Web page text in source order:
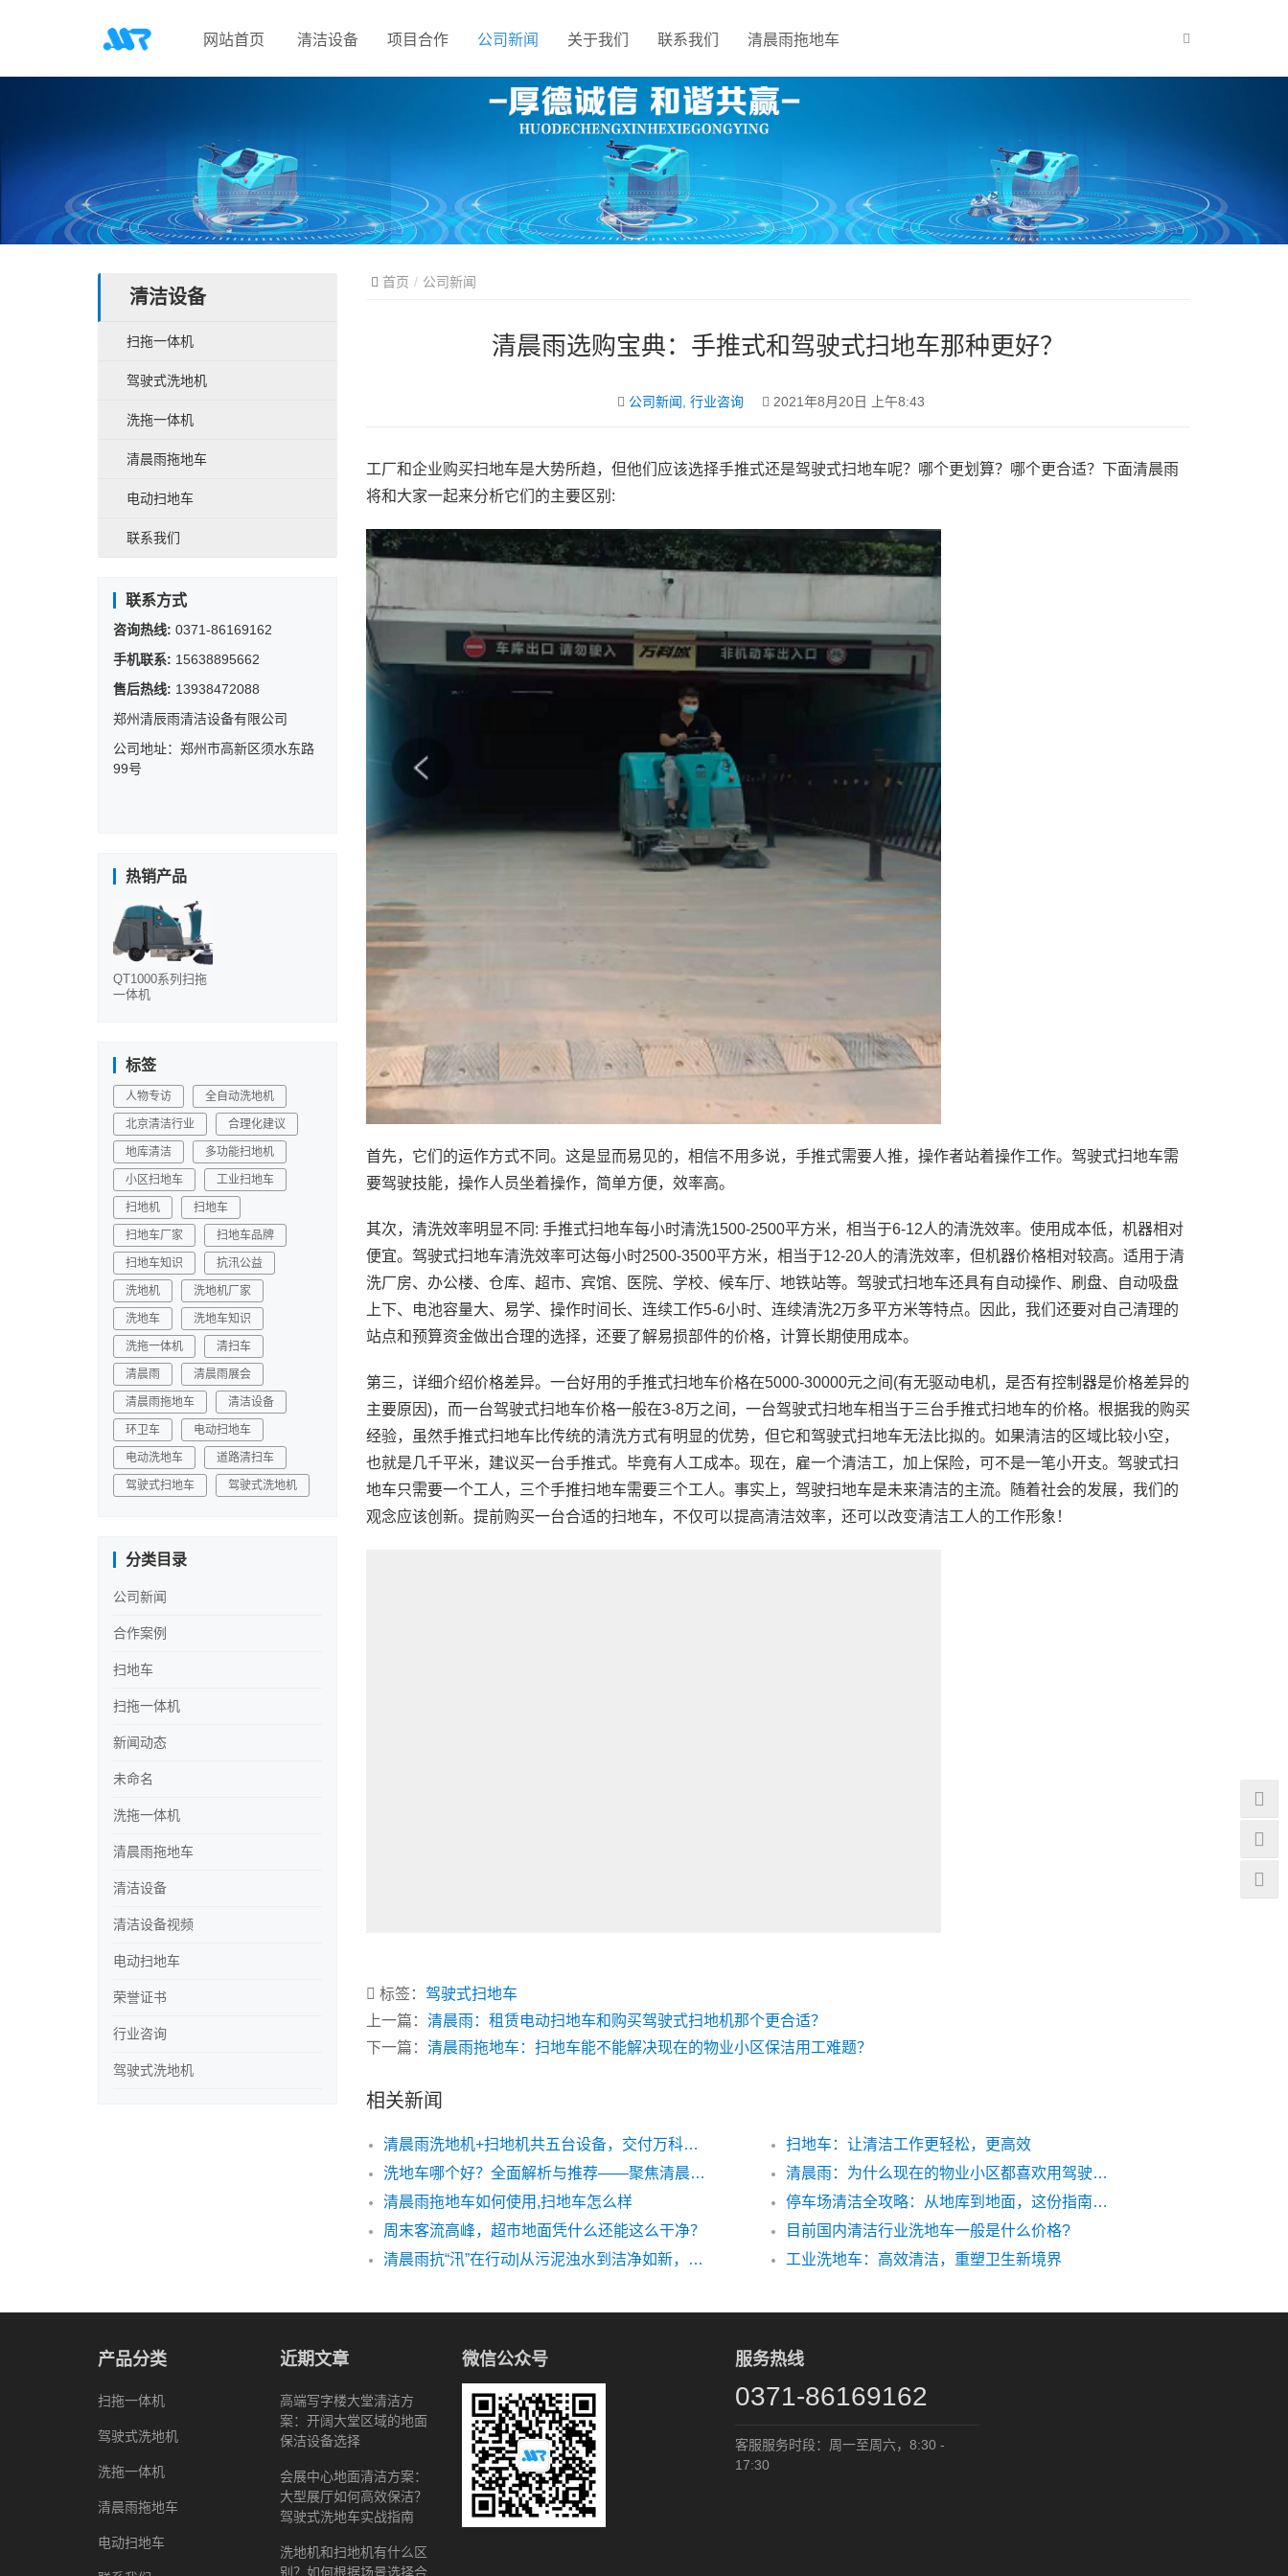
网站首页 清洁设备 项目合作 公司新闻 关于我们 联系我们 清晨雨拖地车
首页 公司新闻
清晨雨选购宝典：手推式和驾驶式扫地车那种更好？
公司新闻 行业咨询 2021年8月20日 上午8:43
工厂和企业购买扫地车是大势所趋，但他们应该选择手推式还是驾驶式扫地车呢？哪个更划算？哪个更合适？下面清晨雨
将和大家一起来分析它们的主要区别:
首先，它们的运作方式不同。这是显而易见的，相信不用多说，手推式需要人推，操作者站着操作工作。驾驶式扫地车需
要驾驶技能，操作人员坐着操作，简单方便，效率高。
其次，清洗效率明显不同: 手推式扫地车每小时清洗1500-2500平方米，相当于6-12人的清洗效率。使用成本低，机器相对
便宜。驾驶式扫地车清洗效率可达每小时2500-3500平方米，相当于12-20人的清洗效率，但机器价格相对较高。适用于清
洗厂房、办公楼、仓库、超市、宾馆、医院、学校、候车厅、地铁站等。驾驶式扫地车还具有自动操作、刷盘、自动吸盘
上下、电池容量大、易学、操作时间长、连续工作5-6小时、连续清洗2万多平方米等特点。因此，我们还要对自己清理的
站点和预算资金做出合理的选择，还要了解易损部件的价格，计算长期使用成本。
第三，详细介绍价格差异。一台好用的手推式扫地车价格在5000-30000元之间(有无驱动电机，是否有控制器是价格差异的
主要原因)，而一台驾驶式扫地车价格一般在3-8万之间，一台驾驶式扫地车相当于三台手推式扫地车的价格。根据我的购买
经验，虽然手推式扫地车比传统的清洗方式有明显的优势，但它和驾驶式扫地车无法比拟的。如果清洁的区域比较小空，
也就是几千平米，建议买一台手推式。毕竟有人工成本。现在，雇一个清洁工，加上保险，可不是一笔小开支。驾驶式扫
地车只需要一个工人，三个手推扫地车需要三个工人。事实上，驾驶扫地车是未来清洁的主流。随着社会的发展，我们的
观念应该创新。提前购买一台合适的扫地车，不仅可以提高清洁效率，还可以改变清洁工人的工作形象！
标签： 驾驶式扫地车
上一篇： 清晨雨：租赁电动扫地车和购买驾驶式扫地机那个更合适？
下一篇： 清晨雨拖地车：扫地车能不能解决现在的物业小区保洁用工难题？
相关新闻
清晨雨洗地机+扫地机共五台设备，交付万科金领九如意
扫地车：让清洁工作更轻松，更高效
洗地车哪个好？全面解析与推荐——聚焦清晨雨洗地车
清晨雨：为什么现在的物业小区都喜欢用驾驶式电动扫地车
清晨雨拖地车如何使用,扫地车怎么样
停车场清洁全攻略：从地库到地面，这份指南值得收藏
周末客流高峰，超市地面凭什么还能这么干净？
目前国内清洁行业洗地车一般是什么价格?
清晨雨抗“汛”在行动|从污泥浊水到洁净如新，这个小区经历了啥？
工业洗地车：高效清洁，重塑卫生新境界
清洁设备
扫拖一体机
驾驶式洗地机
洗拖一体机
清晨雨拖地车
电动扫地车
联系我们
联系方式
咨询热线: 0371-86169162
手机联系: 15638895662
售后热线: 13938472088
郑州清辰雨清洁设备有限公司
公司地址：郑州市高新区须水东路
99号
热销产品
QT1000系列扫拖
一体机
标签
人物专访 全自动洗地机
北京清洁行业 合理化建议
地库清洁 多功能扫地机
小区扫地车 工业扫地车
扫地机 扫地车
扫地车厂家 扫地车品牌
扫地车知识 抗汛公益
洗地机 洗地机厂家
洗地车 洗地车知识
洗拖一体机 清扫车
清晨雨 清晨雨展会
清晨雨拖地车 清洁设备
环卫车 电动扫地车
电动洗地车 道路清扫车
驾驶式扫地车 驾驶式洗地机
分类目录
公司新闻
合作案例
扫地车
扫拖一体机
新闻动态
未命名
洗拖一体机
清晨雨拖地车
清洁设备
清洁设备视频
电动扫地车
荣誉证书
行业咨询
驾驶式洗地机
产品分类
扫拖一体机
驾驶式洗地机
洗拖一体机
清晨雨拖地车
电动扫地车
近期文章
高端写字楼大堂清洁方
案：开阔大堂区域的地面
保洁设备选择
会展中心地面清洁方案：
大型展厅如何高效保洁？
驾驶式洗地车实战指南
洗地机和扫地机有什么区
别？如何根据场景选择合
微信公众号 服务热线
0371-86169162
客服服务时段：周一至周六，8:30 -
17:30